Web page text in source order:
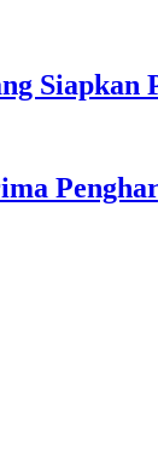
Siapkan